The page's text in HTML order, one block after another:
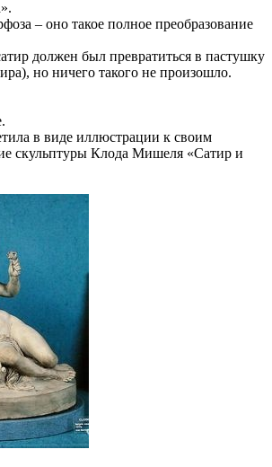
– оно такое полное преобразование
должен был превратиться в пастушку
но ничего такого не произошло.
в виде иллюстрации к своим
скульптуры Клода Мишеля «Сатир и